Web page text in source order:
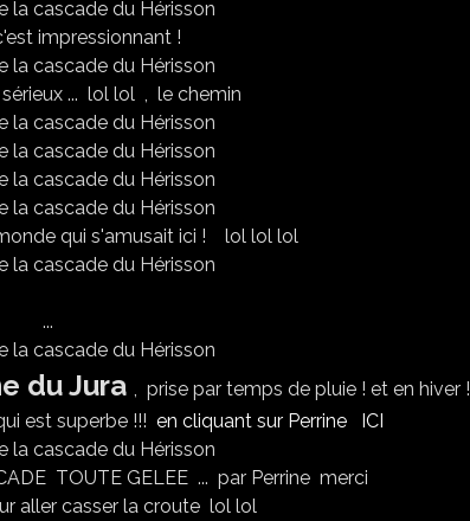
impressionnant !
... lol lol , le chemin
qui s'amusait ici ! lol lol lol
...
du Jura , prise par temps de pluie ! et en hiver !
est superbe !!! en cliquant sur Perrine ICI
TOUTE GELEE ... par Perrine merci
aller casser la croute lol lol